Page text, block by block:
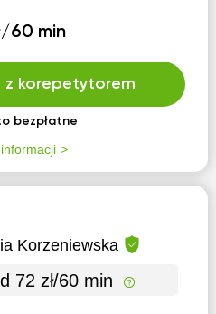
60 min
z korepetytorem
bezpłatne
Korzeniewska
72 zł/60 min